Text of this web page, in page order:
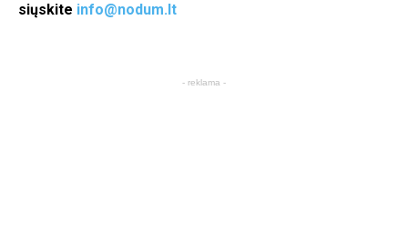
siųskite info@nodum.lt
- reklama -